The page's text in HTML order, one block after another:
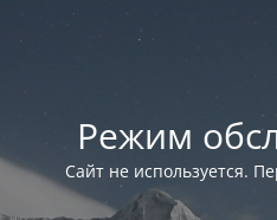
Режим
Сайт не используется.